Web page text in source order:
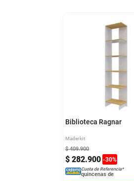
Biblioteca Ragnar
Maderkit
$ 282.900 -30%
$ 409.900
Cuota de Referencia*
quincenas de